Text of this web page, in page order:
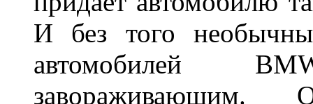
И без того
автомобилей
завораживающим.